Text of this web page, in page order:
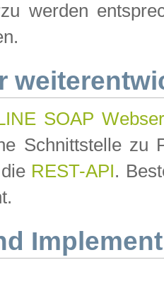
werden
SOAP
Schnittstelle zu
REST-API.